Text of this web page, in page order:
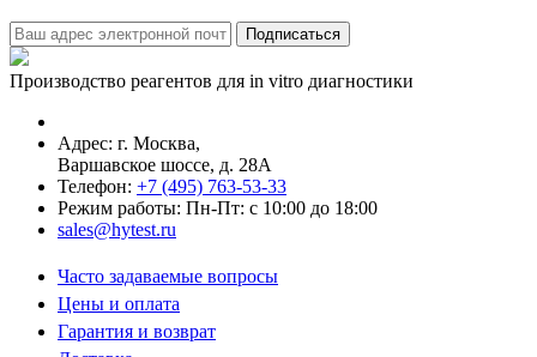
Производство реагентов для in vitro диагностики
Адрес: г. Москва,
Варшавское шоссе, д. 28А
Телефон: +7 (495) 763-53-33
Режим работы: Пн-Пт: с 10:00 до 18:00
sales@hytest.ru
Часто задаваемые вопросы
Цены и оплата
Гарантия и возврат